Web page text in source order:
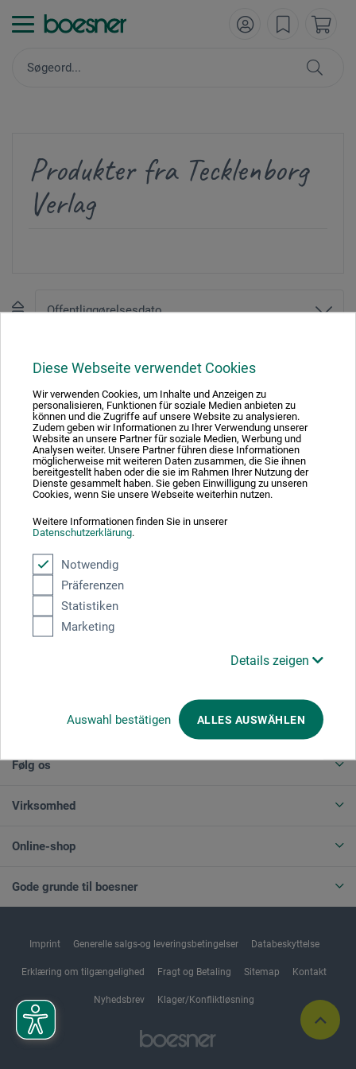
Diese Webseite verwendet Cookies
Wir verwenden Cookies, um Inhalte und Anzeigen zu
personalisieren, Funktionen für soziale Medien anbieten zu
können und die Zugriffe auf unsere Website zu analysieren.
Zudem geben wir Informationen zu Ihrer Verwendung unserer
Website an unsere Partner für soziale Medien, Werbung und
Analysen weiter. Unsere Partner führen diese Informationen
möglicherweise mit weiteren Daten zusammen, die Sie ihnen
bereitgestellt haben oder die sie im Rahmen Ihrer Nutzung der
Dienste gesammelt haben. Sie geben Einwilligung zu unseren
Cookies, wenn Sie unsere Webseite weiterhin nutzen.
Weitere Informationen finden Sie in unserer
Datenschutzerklärung.
Notwendig
Präferenzen
Statistiken
Marketing
Details zeigen
Auswahl bestätigen ALLES AUSWÄHLEN
Produkter fra Tecklenborg
Verlag
Absolut sikker
ANNULLER BESTILLING
Følg os
Virksomhed
Online-shop
Gode grunde til boesner
Imprint Generelle salgs-og leveringsbetingelser Databeskyttelse
Erklæring om tilgængelighed Fragt og Betaling Sitemap Kontakt
Nyhedsbrev Klager/Konfliktløsning